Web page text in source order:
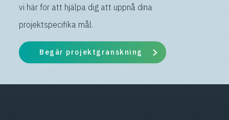
vi här för att hjälpa dig att uppnå dina
projektspecifika mål.
Begär projektgranskning